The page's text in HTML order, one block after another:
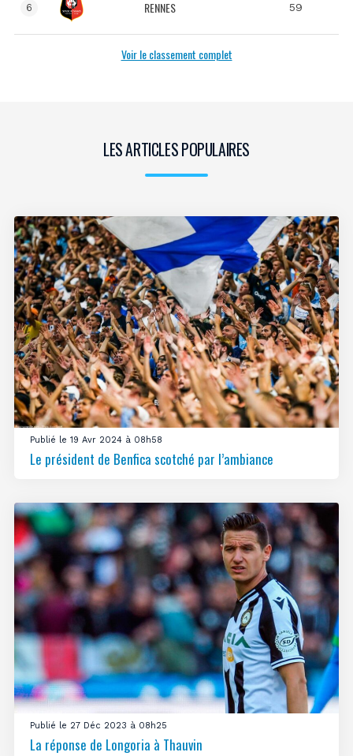
6 RENNES 59
Voir le classement complet
LES ARTICLES POPULAIRES
Publié le 19 Avr 2024 à 08h58
Le président de Benfica scotché par l’ambiance
Publié le 27 Déc 2023 à 08h25
La réponse de Longoria à Thauvin